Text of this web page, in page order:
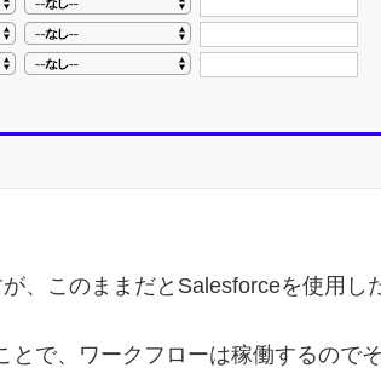
、このままだとSalesforceを使用し
で、ワークフローは稼働するので